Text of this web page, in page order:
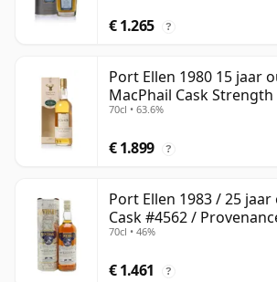
€ 1.265 ?
Port Ellen 1980 15 jaar
MacPhail Cask
with Carton
70cl • 63.6%
€ 1.899 ?
Port Ellen 1983 / 25
Cask #4562 /
70cl • 46%
€ 1.461 ?